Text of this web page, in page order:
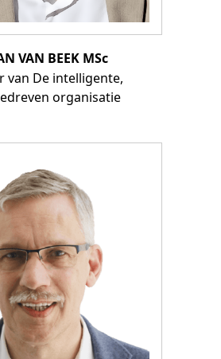
VAN BEEK MSc
van De intelligente,
organisatie